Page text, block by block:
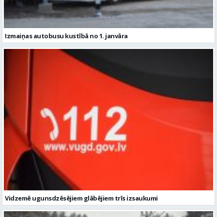
Izmaiņas autobusu kustībā no 1. janvāra
Vidzemē ugunsdzēsējiem glābējiem trīs izsaukumi